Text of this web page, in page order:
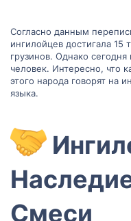
Согласно данным
ингилойцев достигала 15
грузинов. Однако
человек. Интересно, что
этого народа говорят на
языка.
Смеси​